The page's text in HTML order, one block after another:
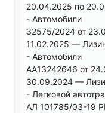
20.04.2025 по
- Автомобили
32575/2024 от
11.02.2025 —
- Автомобили
AA13242646 от
30.09.2024 —
- Легковой
АЛ 101785/03-19